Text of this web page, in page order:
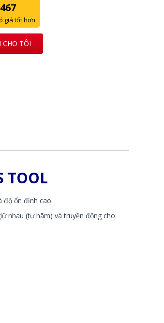
giá tốt hơn
CHO TÔI
TOOL
độ ổn định cao.
nhau (tự hãm) và truyền động cho